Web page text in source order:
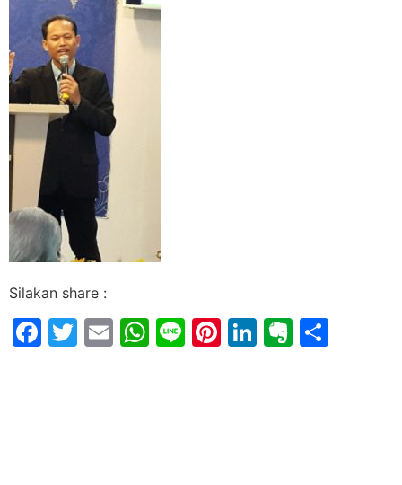
Silakan share :
Facebook
Twitter
EmailWhatsApp
LinePinterest
LinkedIn